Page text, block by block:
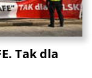
Tak dla